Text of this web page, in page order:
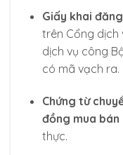
Giấy khai
trên Cổng dịch
dịch vụ công
có mã vạch ra.
Chứng từ
đồng mua bán
thực.